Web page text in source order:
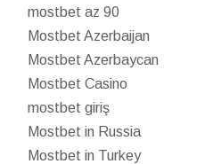
mostbet az 90
Mostbet Azerbaijan
Mostbet Azerbaycan
Mostbet Casino
mostbet giriş
Mostbet in Russia
Mostbet in Turkey